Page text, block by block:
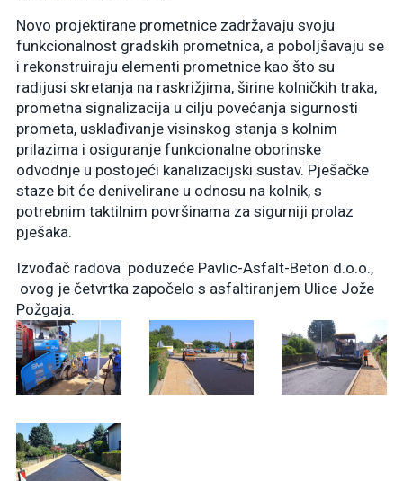
Novo projektirane prometnice zadržavaju svoju
funkcionalnost gradskih prometnica, a poboljšavaju se
i rekonstruiraju elementi prometnice kao što su
radijusi skretanja na raskrižjima, širine kolničkih traka,
prometna signalizacija u cilju povećanja sigurnosti
prometa, usklađivanje visinskog stanja s kolnim
prilazima i osiguranje funkcionalne oborinske
odvodnje u postojeći kanalizacijski sustav. Pješačke
staze bit će denivelirane u odnosu na kolnik, s
potrebnim taktilnim površinama za sigurniji prolaz
pješaka.
Izvođač radova poduzeće Pavlic-Asfalt-Beton d.o.o.,
ovog je četvrtka započelo s asfaltiranjem Ulice Jože
Požgaja.